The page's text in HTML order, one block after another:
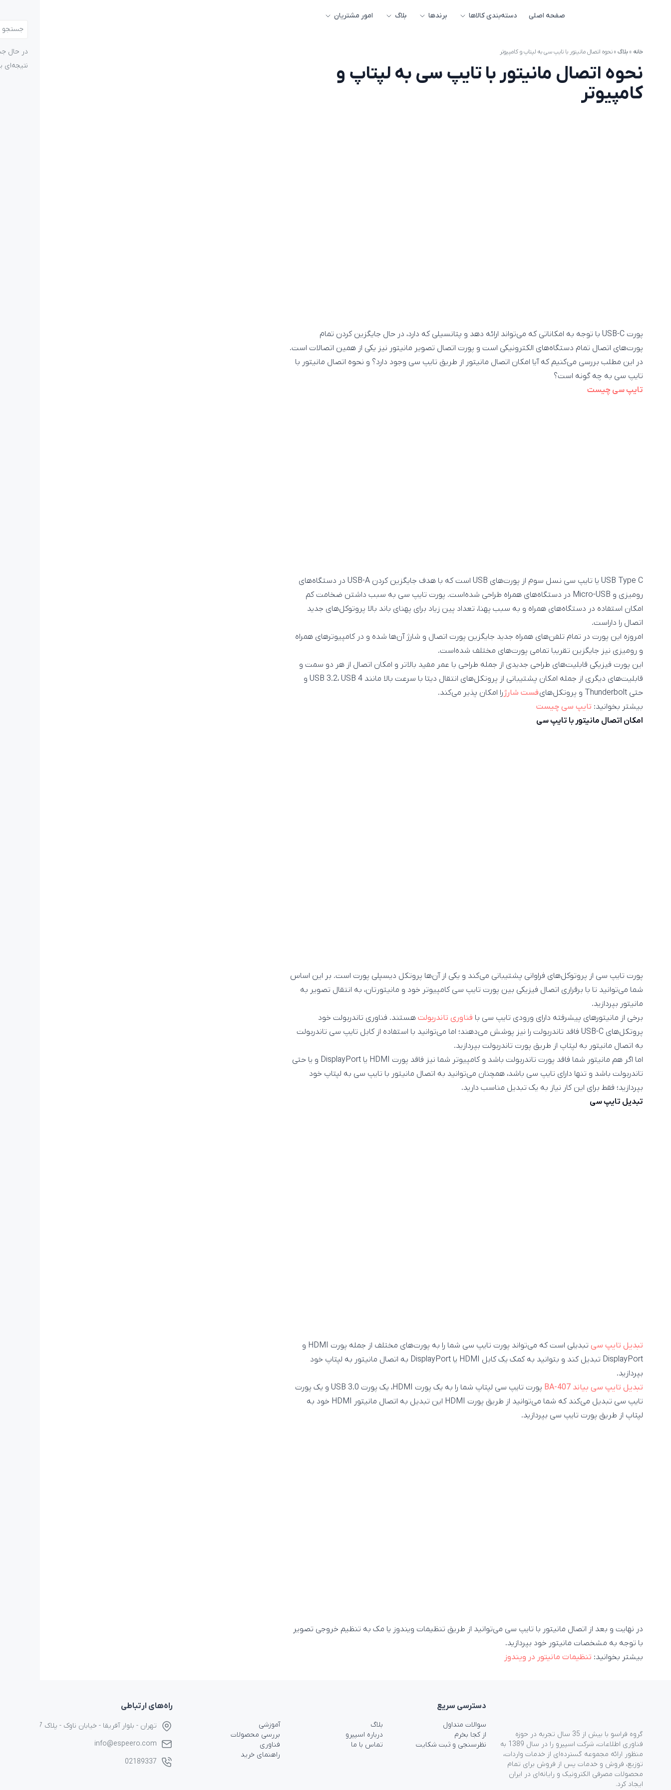
صفحه اصلی دسته‌بندی کالاها برندها بلاگ امور مشتریان
در حال
نتیجه‌ای
خانه »بلاگ»نحوه اتصال مانیتور با تایپ سی به لپتاپ و کامپیوتر
نحوه اتصال مانیتور با تایپ سی به لپتاپ و
کامپیوتر
پورت USB-C با توجه به امکاناتی که می‌تواند ارائه دهد و پتانسیلی که دارد، در حال جایگزین کردن تمام
پورت‌های اتصال تمام دستگاه‌های الکترونیکی است و پورت اتصال تصویر مانیتور نیز یکی از همین اتصالات است.
در این مطلب بررسی می‌کنیم که آیا امکان اتصال مانیتور از طریق تایپ سی وجود دارد؟ و نحوه اتصال مانیتور با
تایپ سی به چه گونه است؟
تایپ سی چیست
USB Type C یا تایپ سی نسل سوم از پورت‌های USB است که با هدف جایگزین کردن USB-A در دستگاه‌های
رومیزی و Micro-USB در دستگاه‌های همراه طراحی شده‌است. پورت تایپ سی به سبب داشتن ضخامت کم
امکان استفاده در دستگاه‌های همراه و به سبب پهنا، تعداد پین زیاد برای پهنای باند بالا پروتوکل‌های جدید
اتصال را داراست.
امروزه این پورت در تمام تلفن‌های همراه جدید جایگزین پورت اتصال و شارژ آن‌ها شده و در کامپیوترهای همراه
و رومیزی نیز جایگزین تقریبا تمامی پورت‌های مختلف شده‌است.
این پورت فیزیکی قابلیت‌های طراحی جدیدی از جمله طراحی با عمر مفید بالاتر و امکان اتصال از هر دو سمت و
قابلیت‌های دیگری از جمله امکان پشتیبانی از پروتکل‌های انتقال دیتا با سرعت بالا مانند USB 3.2، USB 4 و
حتی Thunderbolt و پروتکل‌های
فست شارژرا امکان پذیر می‌کند.
بیشتر بخوانید: تایپ سی چیست
امکان اتصال مانیتور با تایپ سی
پورت تایپ سی از پروتوکل‌های فراوانی پشتیبانی می‌کند و یکی از آن‌ها پروتکل دیسپلی پورت است. بر این اساس
شما می‌توانید تا با برقراری اتصال فیزیکی بین پورت تایپ سی کامپیوتر خود و مانیتورتان، به انتقال تصویر به
مانیتور بپردازید.
برخی از مانیتورهای پیشرفته دارای ورودی تایپ سی با فناوری تاندربولت هستند. فناوری تاندربولت خود
پروتکل‌های USB-C فاقد تاندربولت را نیز پوشش می‌دهند؛ اما می‌توانید با استفاده از کابل تایپ سی تاندربولت
به اتصال مانیتور به لپتاپ از طریق پورت تاندربولت بپردازید.
اما اگر هم مانیتور شما فاقد پورت تاندربولت باشد و کامپیوتر شما نیز فاقد پورت HDMI یا DisplayPort و یا حتی
تاندربولت باشد و تنها دارای تایپ سی باشد، همچنان می‌توانید به اتصال مانیتور با تایپ سی به لپتاپ خود
بپردازید؛ فقط برای این کار نیاز به یک تبدیل مناسب دارید.
تبدیل تایپ سی
تبدیل تایپ سی
تبدیلی است که می‌تواند پورت تایپ سی شما را به پورت‌های مختلف از جمله پورت HDMI و
DisplayPort تبدیل کند و بتوانید به کمک یک کابل HDMI یا DisplayPort به اتصال مانیتور به لپتاپ خود
بپردازید.
تبدیل تایپ سی بیاند BA-407
پورت تایپ سی لپتاپ شما را به یک پورت HDMI، یک پورت USB 3.0 و یک پورت
تایپ سی تبدیل می‌کند که شما می‌توانید از طریق پورت HDMI این تبدیل به اتصال مانیتور HDMI خود به
لپتاپ از طریق پورت تایپ سی بپردازید.
در نهایت و بعد از اتصال مانیتور با تایپ سی می‌توانید از طریق تنظیمات ویندوز یا مک به تنظیم خروجی تصویر
با توجه به مشخصات مانیتور خود بپردازید.
بیشتر بخوانید: تنظیمات مانیتور در ویندوز
گروه فراسو با بیش از 35 سال تجربه در حوزه
فناوری اطلاعات، شرکت اسپیرو را در سال 1389 به
منظور ارائه مجموعه گسترده‌ای از خدمات واردات،
توزیع، فروش و خدمات پس از فروش برای تمام
محصولات مصرفی الکترونیک و رایانه‌ای در ایران
ایجاد کرد.
دسترسی‌ سریع
سوالات متداول
از کجا بخرم
نظرسنجی و ثبت شکایت
بلاگ
درباره اسپیرو
تماس با ما
آموزشی
بررسی محصولات
فناوری
راهنمای خرید
راه‌های ارتباطی
تهران - بلوار آفریقا - خیابان ناوک - پلاک 17
info@espeero.com
02189337